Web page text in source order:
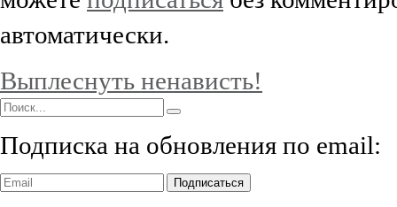
автоматически.
Выплеснуть ненависть!
Подписка на обновления по email:
Подписаться